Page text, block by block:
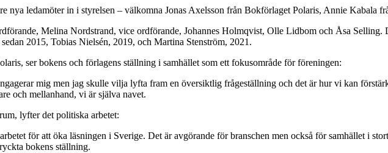
nya ledamöter in i styrelsen – välkomna Jonas Axelsson från Bokförlaget Polaris, Annie Kabala
Melina Nordstrand, vice ordförande, Johannes Holmqvist, Olle Lidbom och Åsa Selling.
2015, Tobias Nielsén, 2019, och Martina Stenström, 2021.
ser bokens och förlagens ställning i samhället som ett fokusområde för föreningen:
mig men jag skulle vilja lyfta fram en översiktlig frågeställning och det är hur vi kan
och mellanhand, vi är själva navet.
lyfter det politiska arbetet:
för att öka läsningen i Sverige. Det är avgörande för branschen men också för samhället i
bokens ställning.